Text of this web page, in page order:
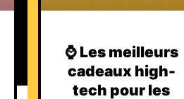
⌚️ Les meilleurs
cadeaux high-
tech pour les